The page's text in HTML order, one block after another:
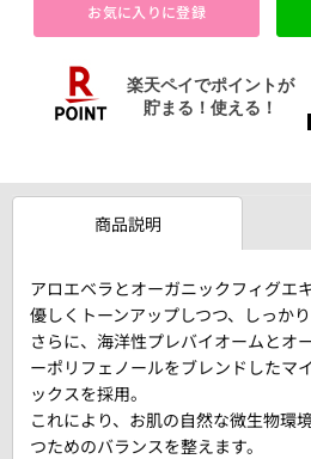
お気に入りに登録
商品説明
アロエベラとオーガニックフィグエ
優しくトーンアップしつつ、しっか
さらに、海洋性プレバイオームとオ
ーポリフェノールをブレンドしたマ
ックスを採用。
これにより、お肌の自然な微生物環
つためのバランスを整えます。